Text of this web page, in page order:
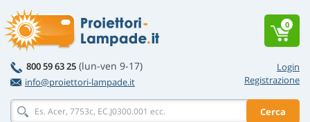
Login
Registrazione
800 59 63 25 (lun-ven 9-17)
info@proiettori-lampade.it
Cerca
0